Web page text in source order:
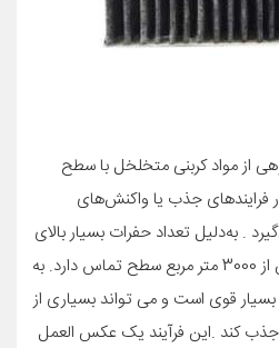
از مواد کربنی متخلخل با سطح
فرایندهای جذب یا واکنش‌های
. به‌دلیل تعداد حفرات بسیار بالای
کربن اکتیو ،یک گرم از آن بیش از 3000 متر مربع سطح تماس دارد. به
قوی است و می تواند بسیاری از
جذب کند .این فرآیند یک عکس العمل